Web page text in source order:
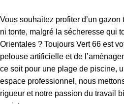
Vous souhaitez profiter d’un
ni tonte, malgré la sécheresse qui
Orientales ? Toujours Vert 66 est
pelouse artificielle et de
ce soit pour une plage de piscine,
espace professionnel, nous
rigueur et notre passion du travail